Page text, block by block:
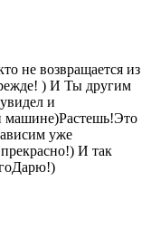
не возвращается из
) И Ты другим
и
машине)Растешь!Это
уже
И так